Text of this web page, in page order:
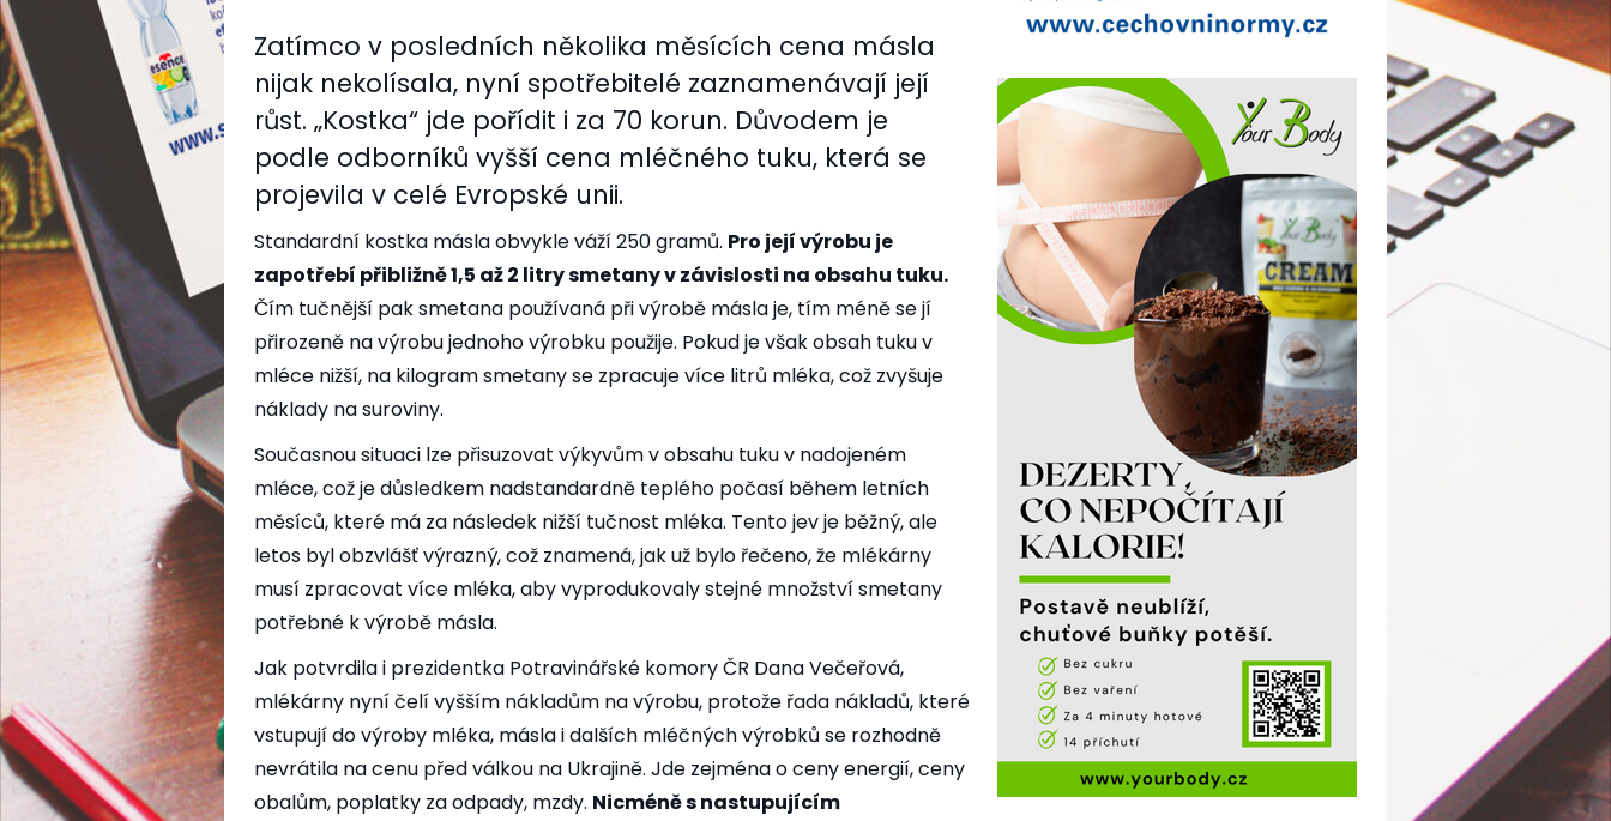
Zatímco v posledních několika měsících cena másla
nijak nekolísala, nyní spotřebitelé zaznamenávají její
růst. „Kostka“ jde pořídit i za 70 korun. Důvodem je
podle odborníků vyšší cena mléčného tuku, která se
projevila v celé Evropské unii.
Standardní kostka másla obvykle váží 250 gramů. Pro její výrobu je
zapotřebí přibližně 1,5 až 2 litry smetany v závislosti na obsahu tuku.
Čím tučnější pak smetana používaná při výrobě másla je, tím méně se jí
přirozeně na výrobu jednoho výrobku použije. Pokud je však obsah tuku v
mléce nižší, na kilogram smetany se zpracuje více litrů mléka, což zvyšuje
náklady na suroviny.
Současnou situaci lze přisuzovat výkyvům v obsahu tuku v nadojeném
mléce, což je důsledkem nadstandardně teplého počasí během letních
měsíců, které má za následek nižší tučnost mléka. Tento jev je běžný, ale
letos byl obzvlášť výrazný, což znamená, jak už bylo řečeno, že mlékárny
musí zpracovat více mléka, aby vyprodukovaly stejné množství smetany
potřebné k výrobě másla.
Jak potvrdila i prezidentka Potravinářské komory ČR Dana Večeřová,
mlékárny nyní čelí vyšším nákladům na výrobu, protože řada nákladů, které
vstupují do výroby mléka, másla i dalších mléčných výrobků se rozhodně
nevrátila na cenu před válkou na Ukrajině. Jde zejména o ceny energií, ceny
obalům, poplatky za odpady, mzdy. Nicméně s nastupujícím